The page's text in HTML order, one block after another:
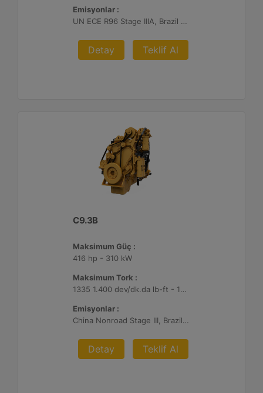
Emisyonlar :
UN ECE R96 Stage IIIA, Brazil MAR-1
Detay Teklif Al
C9.3B
Maksimum Güç :
416 hp - 310 kW
Maksimum Tork :
1335 1.400 dev/dk.da lb-ft - 1810 1.400 dev/dk.da Nm
Emisyonlar :
China Nonroad Stage III, Brazil MAR-1, UN ECE R96 Stage IIIA
Detay Teklif Al